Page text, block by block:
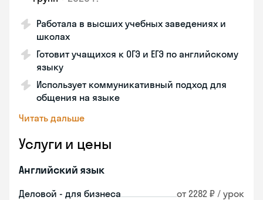
Работала в высших учебных заведениях и
школах
Готовит учащихся к ОГЭ и ЕГЭ по английскому
языку
Использует коммуникативный подход для
общения на языке
Читать дальше
Услуги и цены
Английский язык
Деловой - для бизнеса от 2282 ₽ / урок